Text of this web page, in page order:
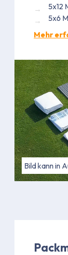
5x12
5x6
Mehr
Bild kann in